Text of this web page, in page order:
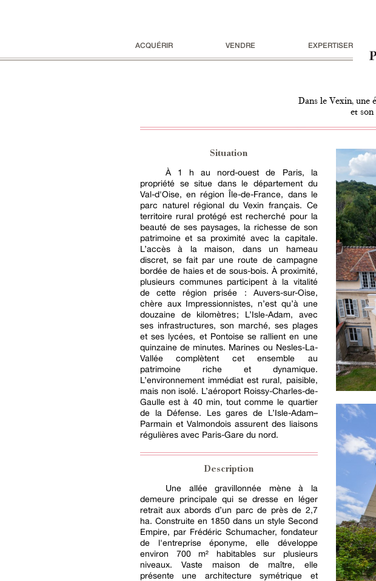
ACQUÉRIR VENDRE EXPERTISER
Dans le Vexin, une
et
Situation
À 1 h au nord-ouest de Paris, la
propriété se situe dans le département du
Val-d'Oise, en région Île-de-France, dans le
parc naturel régional du Vexin français. Ce
territoire rural protégé est recherché pour la
beauté de ses paysages, la richesse de son
patrimoine et sa proximité avec la capitale.
L’accès à la maison, dans un hameau
discret, se fait par une route de campagne
bordée de haies et de sous-bois. À proximité,
plusieurs communes participent à la vitalité
de cette région prisée : Auvers-sur-Oise,
chère aux Impressionnistes, n’est qu’à une
douzaine de kilomètres ; L’Isle-Adam, avec
ses infrastructures, son marché, ses plages
et ses lycées, et Pontoise se rallient en une
quinzaine de minutes. Marines ou Nesles-La-
Vallée complètent cet ensemble au
patrimoine riche et dynamique.
L’environnement immédiat est rural, paisible,
mais non isolé. L’aéroport Roissy-Charles-de-
Gaulle est à 40 min, tout comme le quartier
de la Défense. Les gares de L’Isle-Adam–
Parmain et Valmondois assurent des liaisons
régulières avec Paris-Gare du nord.
Description
Une allée gravillonnée mène à la
demeure principale qui se dresse en léger
retrait aux abords d’un parc de près de 2,7
ha. Construite en 1850 dans un style Second
Empire, par Frédéric Schumacher, fondateur
de l'entreprise éponyme, elle développe
environ 700 m² habitables sur plusieurs
niveaux. Vaste maison de maître, elle
présente une architecture symétrique et